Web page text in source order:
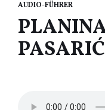
AUDIO-FÜHRER